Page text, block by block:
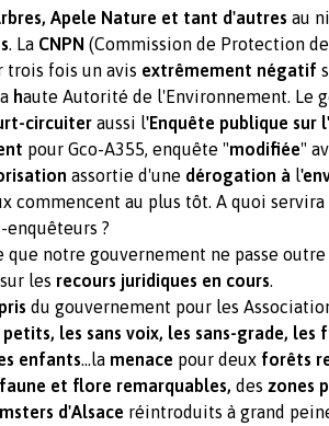
Apele Nature et tant d'autres au
. La CNPN (Commission de Protection
trois fois un avis extrêmement négatif
haute Autorité de l'Environnement. Le
circuiter aussi l'Enquête publique sur
pour Gco-A355, enquête "modifiée"
assortie d'une dérogation à l
commencent au plus tôt. A quoi
enquêteurs ?
que notre gouvernement ne passe
sur les recours juridiques en cours.
du gouvernement pour les
petits, les sans voix, les sans-grade, les
enfants...la menace pour deux forêts
faune et flore remarquables, des zones
d'Alsace réintroduits à grand